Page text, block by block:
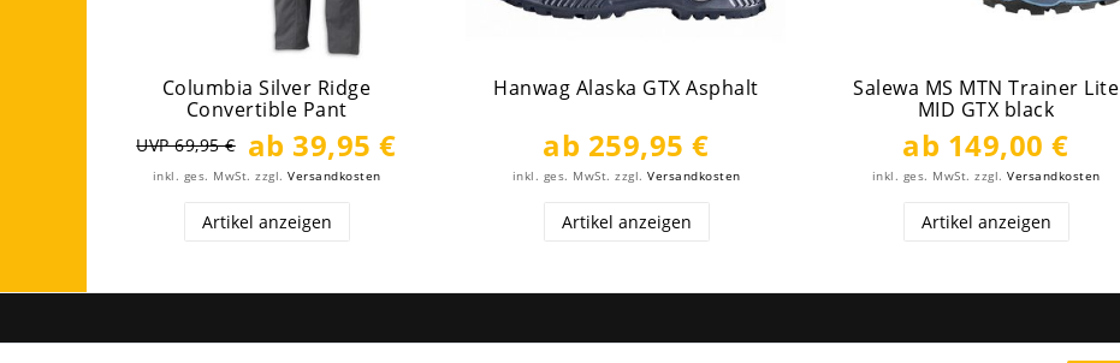
Columbia Silver Ridge
Convertible Pant
UVP 69,95 € ab 39,95 €
inkl. ges. MwSt. zzgl.Versandkosten
Artikel anzeigen
Hanwag Alaska GTX Asphalt
ab 259,95 €
inkl. ges. MwSt. zzgl.Versandkosten
Artikel anzeigen
Salewa MS MTN Trainer Lite
MID GTX black
ab 149,00 €
inkl. ges. MwSt. zzgl.Versandkosten
Artikel anzeigen